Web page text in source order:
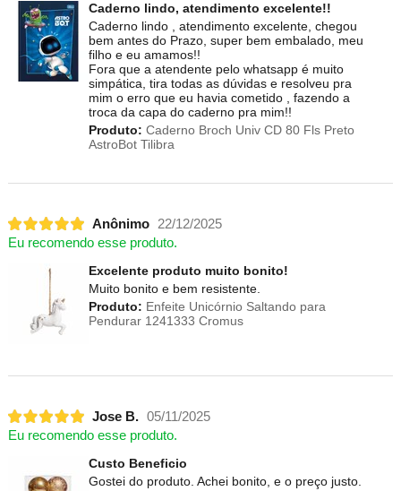
Caderno lindo, atendimento excelente!!
Caderno lindo , atendimento excelente, chegou
bem antes do Prazo, super bem embalado, meu
filho e eu amamos!!
Fora que a atendente pelo whatsapp é muito
simpática, tira todas as dúvidas e resolveu pra
mim o erro que eu havia cometido , fazendo a
troca da capa do caderno pra mim!!
Produto: Caderno Broch Univ CD 80 Fls Preto
AstroBot Tilibra
Anônimo
22/12/2025
Eu recomendo esse produto.
Excelente produto muito bonito!
Muito bonito e bem resistente.
Produto: Enfeite Unicórnio Saltando para
Pendurar 1241333 Cromus
Jose B. 05/11/2025
Eu recomendo esse produto.
Custo Beneficio
Gostei do produto. Achei bonito, e o preço justo.